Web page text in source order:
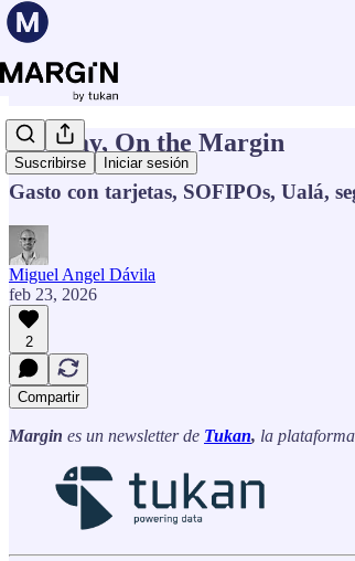
Suscribirse Iniciar sesión
Monday, On the Margin
Gasto con tarjetas, SOFIPOs, Ualá,
Miguel Angel Dávila
feb 23, 2026
2
Compartir
Margin es un newsletter de Tukan, la